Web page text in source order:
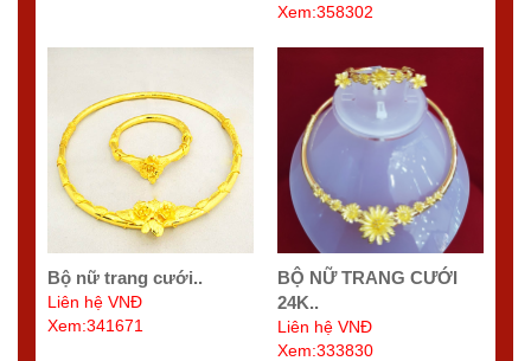
Xem:358302
Bộ nữ trang cưới..
Liên hệ VNĐ
Xem:341671
BỘ NỮ TRANG CƯỚI
24K..
Liên hệ VNĐ
Xem:333830